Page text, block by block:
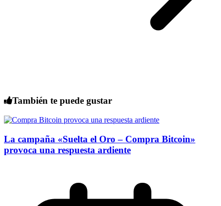
También te puede gustar
La campaña «Suelta el Oro – Compra Bitcoin»
provoca una respuesta ardiente